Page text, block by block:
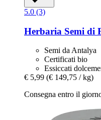
5.0 (3)
Herbaria Semi di
Semi da Antalya
Certificati bio
Essiccati
€ 5,99 (€ 149,75 / kg)
Consegna entro il